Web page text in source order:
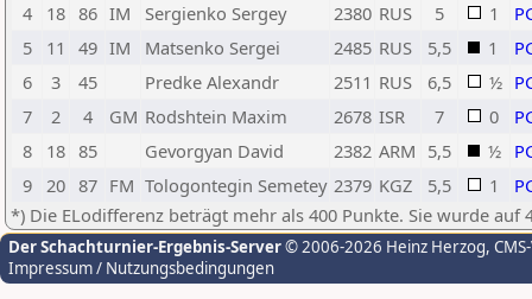
4
18 86 IM Sergienko Sergey 2380 RUS 5 1
5
11 49 IM Matsenko Sergei 2485 RUS 5,5 1
6
3 45 Predke Alexandr 2511 RUS 6,5 ½
7
2 4 GM Rodshtein Maxim 2678 ISR 7 0
8
18 85 Gevorgyan David 2382 ARM 5,5 ½
9
20 87 FM Tologontegin Semetey 2379 KGZ 5,5 1
*) Die ELodifferenz beträgt mehr als 400 Punkte. Sie wurde auf
Der Schachturnier-Ergebnis-Server© 2006-2026 Heinz Herzog,
Impressum / Nutzungsbedingungen